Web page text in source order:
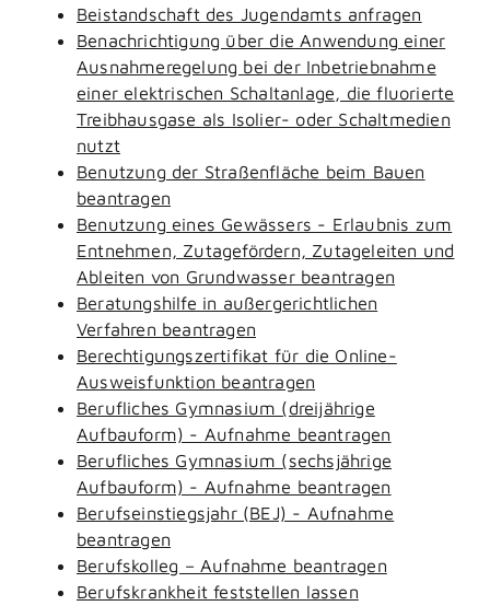
Beistandschaft des Jugendamts anfragen
Benachrichtigung über die Anwendung einer
Ausnahmeregelung bei der Inbetriebnahme
einer elektrischen Schaltanlage, die fluorierte
Treibhausgase als Isolier- oder Schaltmedien
nutzt
Benutzung der Straßenfläche beim Bauen
beantragen
Benutzung eines Gewässers - Erlaubnis zum
Entnehmen, Zutagefördern, Zutageleiten und
Ableiten von Grundwasser beantragen
Beratungshilfe in außergerichtlichen
Verfahren beantragen
Berechtigungszertifikat für die Online-
Ausweisfunktion beantragen
Berufliches Gymnasium (dreijährige
Aufbauform) - Aufnahme beantragen
Berufliches Gymnasium (sechsjährige
Aufbauform) - Aufnahme beantragen
Berufseinstiegsjahr (BEJ) - Aufnahme
beantragen
Berufskolleg – Aufnahme beantragen
Berufskrankheit feststellen lassen